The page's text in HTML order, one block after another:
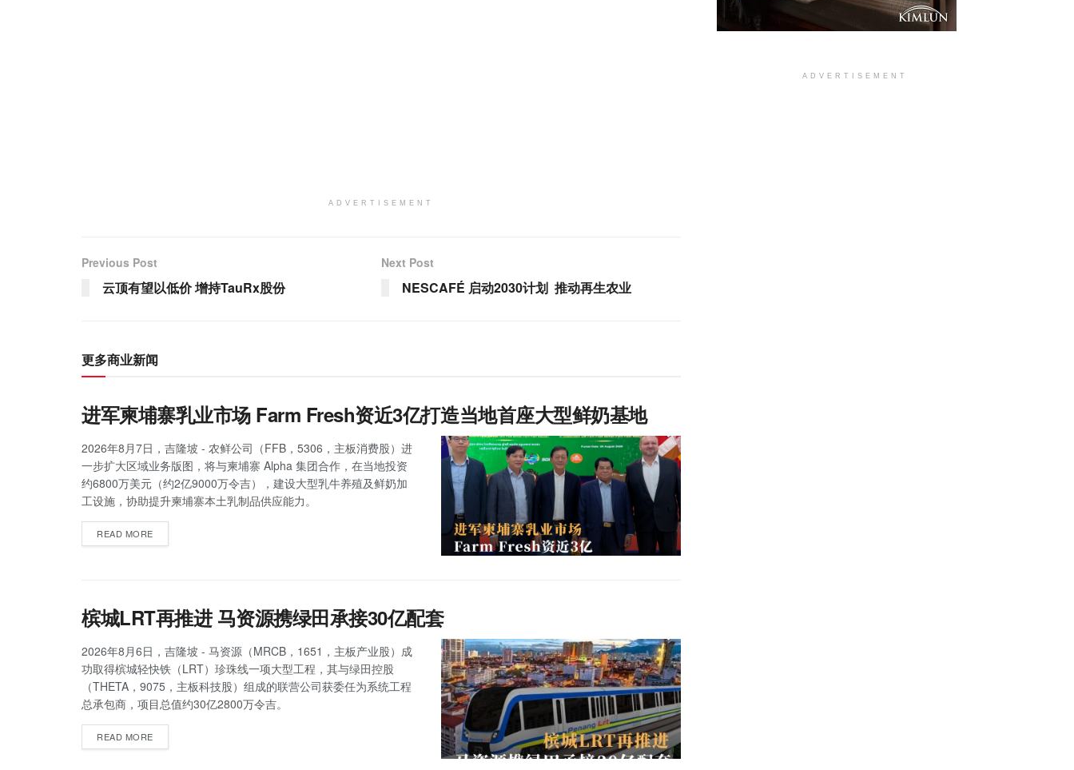
ADVERTISEMENT
Previous Post
云顶有望以低价 增持TauRx股份
Next Post
NESCAFÉ 启动2030计划 推动再生农业
更多商业新闻
进军柬埔寨乳业市场 Farm Fresh资近3亿打造当地首座大型鲜奶基地
2026年8月7日，吉隆坡 - 农鲜公司（FFB，5306，主板消费股）进
一步扩大区域业务版图，将与柬埔寨 Alpha 集团合作，在当地投资
约6800万美元（约2亿9000万令吉），建设大型乳牛养殖及鲜奶加
工设施，协助提升柬埔寨本土乳制品供应能力。
READ MORE
槟城LRT再推进 马资源携绿田承接30亿配套
2026年8月6日，吉隆坡 - 马资源（MRCB，1651，主板产业股）成
功取得槟城轻快铁（LRT）珍珠线一项大型工程，其与绿田控股
（THETA，9075，主板科技股）组成的联营公司获委任为系统工程
总承包商，项目总值约30亿2800万令吉。
READ MORE
ADVERTISEMENT